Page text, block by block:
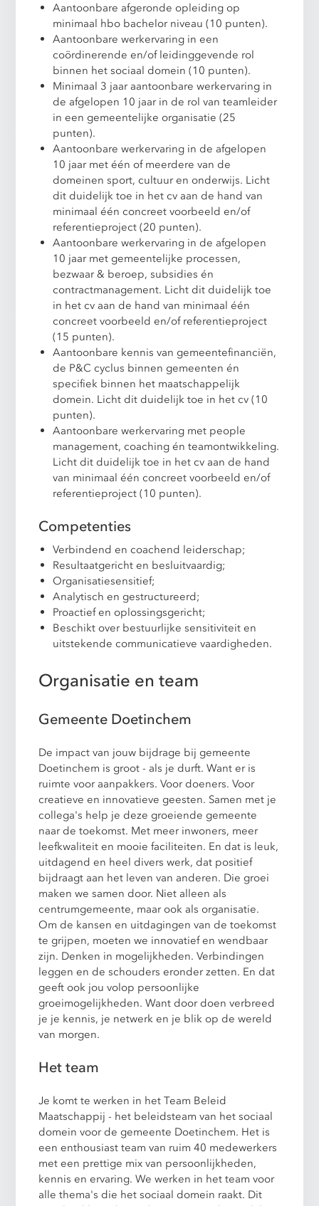
Aantoonbare afgeronde opleiding op
minimaal hbo bachelor niveau (10 punten).
Aantoonbare werkervaring in een
coördinerende en/of leidinggevende rol
binnen het sociaal domein (10 punten).
Minimaal 3 jaar aantoonbare werkervaring in
de afgelopen 10 jaar in de rol van teamleider
in een gemeentelijke organisatie (25
punten).
Aantoonbare werkervaring in de afgelopen
10 jaar met één of meerdere van de
domeinen sport, cultuur en onderwijs. Licht
dit duidelijk toe in het cv aan de hand van
minimaal één concreet voorbeeld en/of
referentieproject (20 punten).
Aantoonbare werkervaring in de afgelopen
10 jaar met gemeentelijke processen,
bezwaar & beroep, subsidies én
contractmanagement. Licht dit duidelijk toe
in het cv aan de hand van minimaal één
concreet voorbeeld en/of referentieproject
(15 punten).
Aantoonbare kennis van gemeentefinanciën,
de P&C cyclus binnen gemeenten én
specifiek binnen het maatschappelijk
domein. Licht dit duidelijk toe in het cv (10
punten).
Aantoonbare werkervaring met people
management, coaching én teamontwikkeling.
Licht dit duidelijk toe in het cv aan de hand
van minimaal één concreet voorbeeld en/of
referentieproject (10 punten).
Competenties
Verbindend en coachend leiderschap;
Resultaatgericht en besluitvaardig;
Organisatiesensitief;
Analytisch en gestructureerd;
Proactief en oplossingsgericht;
Beschikt over bestuurlijke sensitiviteit en
uitstekende communicatieve vaardigheden.
Organisatie en team
Gemeente Doetinchem
De impact van jouw bijdrage bij gemeente
Doetinchem is groot - als je durft. Want er is
ruimte voor aanpakkers. Voor doeners. Voor
creatieve en innovatieve geesten. Samen met je
collega's help je deze groeiende gemeente
naar de toekomst. Met meer inwoners, meer
leefkwaliteit en mooie faciliteiten. En dat is leuk,
uitdagend en heel divers werk, dat positief
bijdraagt aan het leven van anderen. Die groei
maken we samen door. Niet alleen als
centrumgemeente, maar ook als organisatie.
Om de kansen en uitdagingen van de toekomst
te grijpen, moeten we innovatief en wendbaar
zijn. Denken in mogelijkheden. Verbindingen
leggen en de schouders eronder zetten. En dat
geeft ook jou volop persoonlijke
groeimogelijkheden. Want door doen verbreed
je je kennis, je netwerk en je blik op de wereld
van morgen.
Het team
Je komt te werken in het Team Beleid
Maatschappij - het beleidsteam van het sociaal
domein voor de gemeente Doetinchem. Het is
een enthousiast team van ruim 40 medewerkers
met een prettige mix van persoonlijkheden,
kennis en ervaring. We werken in het team voor
alle thema's die het sociaal domein raakt. Dit